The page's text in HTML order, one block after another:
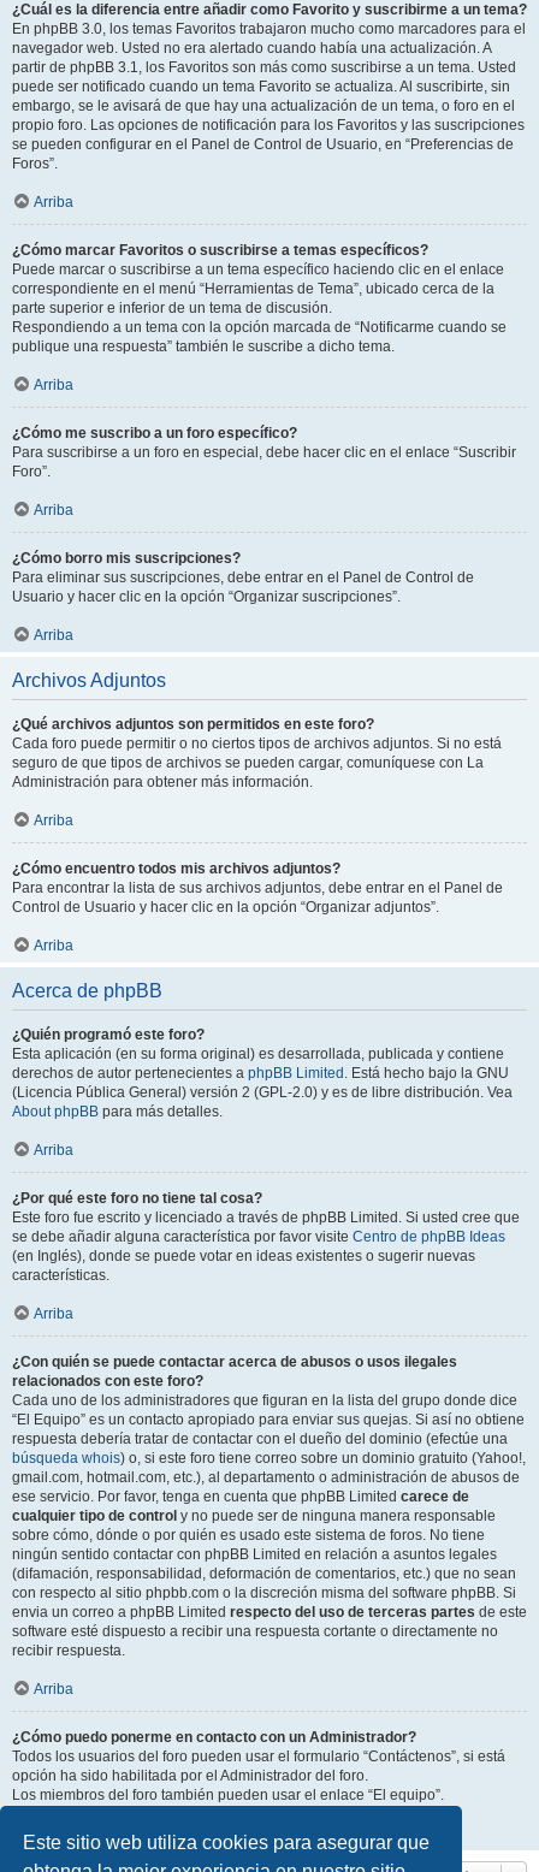
Este sitio web utiliza cookies para asegurar que
¿Cuál es la diferencia entre añadir como Favorito y suscribirme a un tema?
En phpBB 3.0, los temas Favoritos trabajaron mucho como marcadores para el
navegador web. Usted no era alertado cuando había una actualización. A
partir de phpBB 3.1, los Favoritos son más como suscribirse a un tema. Usted
puede ser notificado cuando un tema Favorito se actualiza. Al suscribirte, sin
embargo, se le avisará de que hay una actualización de un tema, o foro en el
propio foro. Las opciones de notificación para los Favoritos y las suscripciones
se pueden configurar en el Panel de Control de Usuario, en “Preferencias de
Foros”.
Arriba
¿Cómo marcar Favoritos o suscribirse a temas específicos?
Puede marcar o suscribirse a un tema específico haciendo clic en el enlace
correspondiente en el menú “Herramientas de Tema”, ubicado cerca de la
parte superior e inferior de un tema de discusión.
Respondiendo a un tema con la opción marcada de “Notificarme cuando se
publique una respuesta” también le suscribe a dicho tema.
Arriba
¿Cómo me suscribo a un foro específico?
Para suscribirse a un foro en especial, debe hacer clic en el enlace “Suscribir
Foro”.
Arriba
¿Cómo borro mis suscripciones?
Para eliminar sus suscripciones, debe entrar en el Panel de Control de
Usuario y hacer clic en la opción “Organizar suscripciones”.
Arriba
Archivos Adjuntos
¿Qué archivos adjuntos son permitidos en este foro?
Cada foro puede permitir o no ciertos tipos de archivos adjuntos. Si no está
seguro de que tipos de archivos se pueden cargar, comuníquese con La
Administración para obtener más información.
Arriba
¿Cómo encuentro todos mis archivos adjuntos?
Para encontrar la lista de sus archivos adjuntos, debe entrar en el Panel de
Control de Usuario y hacer clic en la opción “Organizar adjuntos”.
Arriba
Acerca de phpBB
¿Quién programó este foro?
Esta aplicación (en su forma original) es desarrollada, publicada y contiene
derechos de autor pertenecientes a phpBB Limited . Está hecho bajo la GNU
(Licencia Pública General) versión 2 (GPL-2.0) y es de libre distribución. Vea
About phpBB para más detalles.
Arriba
¿Por qué este foro no tiene tal cosa?
Este foro fue escrito y licenciado a través de phpBB Limited. Si usted cree que
se debe añadir alguna característica por favor visite Centro de phpBB Ideas
(en Inglés), donde se puede votar en ideas existentes o sugerir nuevas
características.
Arriba
¿Con quién se puede contactar acerca de abusos o usos ilegales
relacionados con este foro?
Cada uno de los administradores que figuran en la lista del grupo donde dice
“El Equipo” es un contacto apropiado para enviar sus quejas. Si así no obtiene
respuesta debería tratar de contactar con el dueño del dominio (efectúe una
búsqueda whois) o, si este foro tiene correo sobre un dominio gratuito (Yahoo!,
gmail.com, hotmail.com, etc.), al departamento o administración de abusos de
ese servicio. Por favor, tenga en cuenta que phpBB Limited carece de
cualquier tipo de control y no puede ser de ninguna manera responsable
sobre cómo, dónde o por quién es usado este sistema de foros. No tiene
ningún sentido contactar con phpBB Limited en relación a asuntos legales
(difamación, responsabilidad, deformación de comentarios, etc.) que no sean
con respecto al sitio phpbb.com o la discreción misma del software phpBB. Si
envia un correo a phpBB Limited respecto del uso de terceras partes de este
software esté dispuesto a recibir una respuesta cortante o directamente no
recibir respuesta.
Arriba
¿Cómo puedo ponerme en contacto con un Administrador?
Todos los usuarios del foro pueden usar el formulario “Contáctenos”, si está
opción ha sido habilitada por el Administrador del foro.
Los miembros del foro también pueden usar el enlace “El equipo”.
Arriba